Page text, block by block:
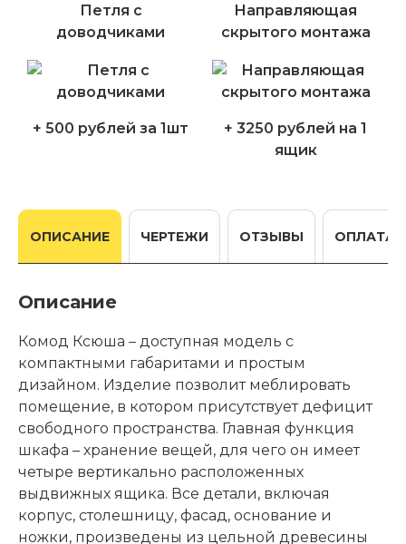
Петля с
доводчиками
+ 500 рублей за 1шт
Направляющая
скрытого монтажа
+ 3250 рублей на 1
ящик
ОПИСАНИЕ ЧЕРТЕЖИ ОТЗЫВЫ ОПЛАТА
Описание
Комод Ксюша – доступная модель с
компактными габаритами и простым
дизайном. Изделие позволит меблировать
помещение, в котором присутствует дефицит
свободного пространства. Главная функция
шкафа – хранение вещей, для чего он имеет
четыре вертикально расположенных
выдвижных ящика. Все детали, включая
корпус, столешницу, фасад, основание и
ножки, произведены из цельной древесины